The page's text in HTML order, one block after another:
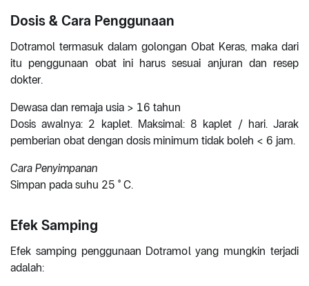
Dosis & Cara Penggunaan
Dotramol termasuk dalam golongan Obat Keras, maka dari
itu penggunaan obat ini harus sesuai anjuran dan resep
dokter.
Dewasa dan remaja usia > 16 tahun
Dosis awalnya: 2 kaplet. Maksimal: 8 kaplet / hari. Jarak
pemberian obat dengan dosis minimum tidak boleh < 6 jam.
Cara Penyimpanan
Simpan pada suhu 25 ° C.
Efek Samping
Efek samping penggunaan Dotramol yang mungkin terjadi
adalah: